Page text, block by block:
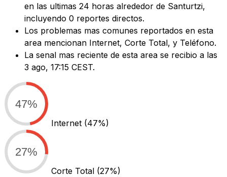
en las ultimas 24 horas alrededor de Santurtzi,
incluyendo 0 reportes directos.
Los problemas mas comunes reportados en esta
area mencionan Internet, Corte Total, y Teléfono.
La senal mas reciente de esta area se recibio a las
3 ago, 17:15 CEST.
47%
Internet (47%)
27%
Corte Total (27%)